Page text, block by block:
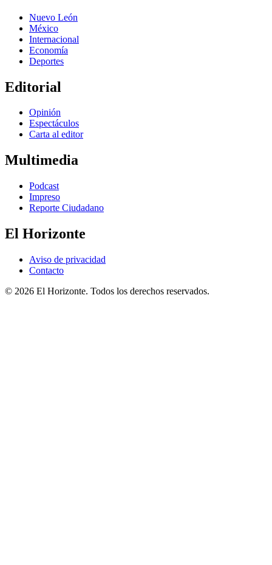
Nuevo León
México
Internacional
Economía
Deportes
Editorial
Opinión
Espectáculos
Carta al editor
Multimedia
Podcast
Impreso
Reporte Ciudadano
El Horizonte
Aviso de privacidad
Contacto
© 2026 El Horizonte. Todos los derechos reservados.